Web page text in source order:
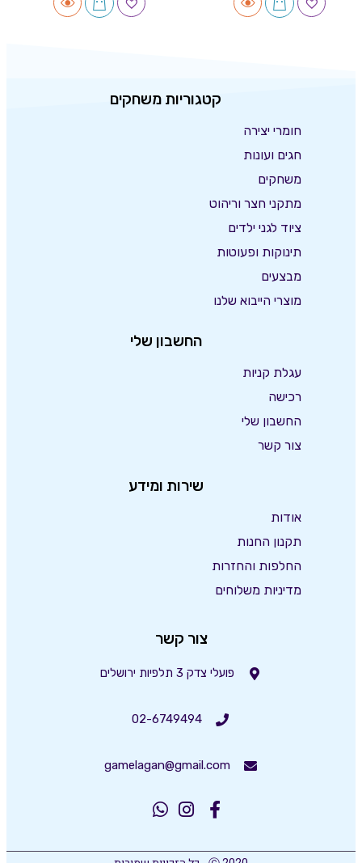
קטגוריות משחקים
חומרי יצירה
חגים ועונות
משחקים
מתקני חצר וריהוט
ציוד לגני ילדים
תינוקות ופעוטות
מבצעים
מוצרי הייבוא שלנו
החשבון שלי
עגלת קניות
רכישה
החשבון שלי
צור קשר
שירות ומידע
אודות
תקנון החנות
החלפות והחזרות
מדיניות משלוחים
צור קשר
פועלי צדק 3 תלפיות ירושלים
02-6749494
gamelagan@gmail.com